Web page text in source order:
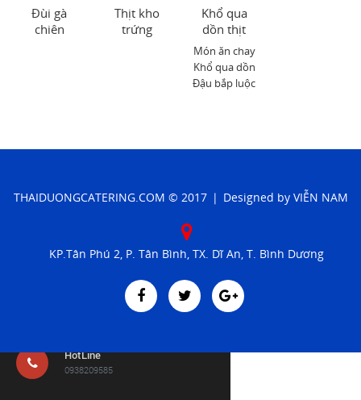
Đùi gà
chiên
Thịt kho
trứng
Khổ qua
dồn thịt
Món ăn chay
Khổ qua dồn
Đậu bắp luộc
THAIDUONGCATERING.COM © 2017 | Designed by VIỄN NAM
KP.Tân Phú 2, P. Tân Bình, TX. Dĩ An, T. Bình Dương
Tin tức
HotLine
0938209585